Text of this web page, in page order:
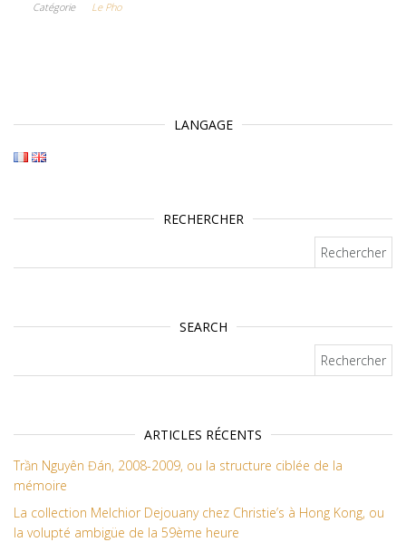
Catégorie Le Pho
LANGAGE
RECHERCHER
SEARCH
ARTICLES RÉCENTS
Trần Nguyên Đán, 2008-2009, ou la structure ciblée de la
mémoire
La collection Melchior Dejouany chez Christie’s à Hong Kong, ou
la volupté ambigüe de la 59ème heure